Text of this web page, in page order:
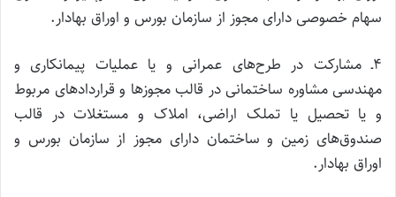
سهام خصوصی دارای مجوز از سازمان بورس و اوراق بهادار.
۴ـ مشارکت در طرح‌های عمرانی و یا عملیات پیمانکاری و
مهندسی مشاوره‌ ساختمانی در قالب مجوزها و قراردادهای مربوط
و یا تحصیل یا تملک اراضی، املاک و مستغلات در قالب
‌صندوق‌های زمین و ساختمان دارای مجوز از سازمان بورس و
اوراق بهادار.